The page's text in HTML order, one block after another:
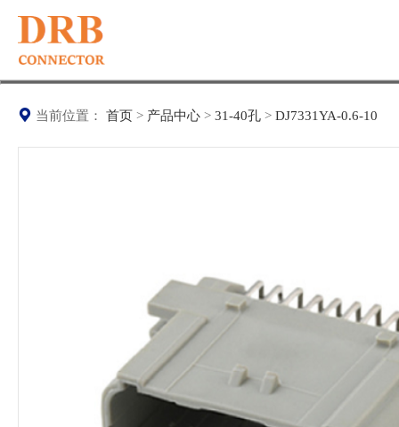
当前位置： 首页 > 产品中心 > 31-40孔 > DJ7331YA-0.6-10